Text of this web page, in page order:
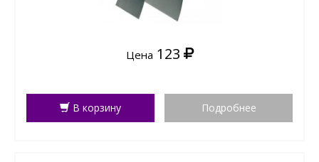
Цена 123
В корзину Подробнее